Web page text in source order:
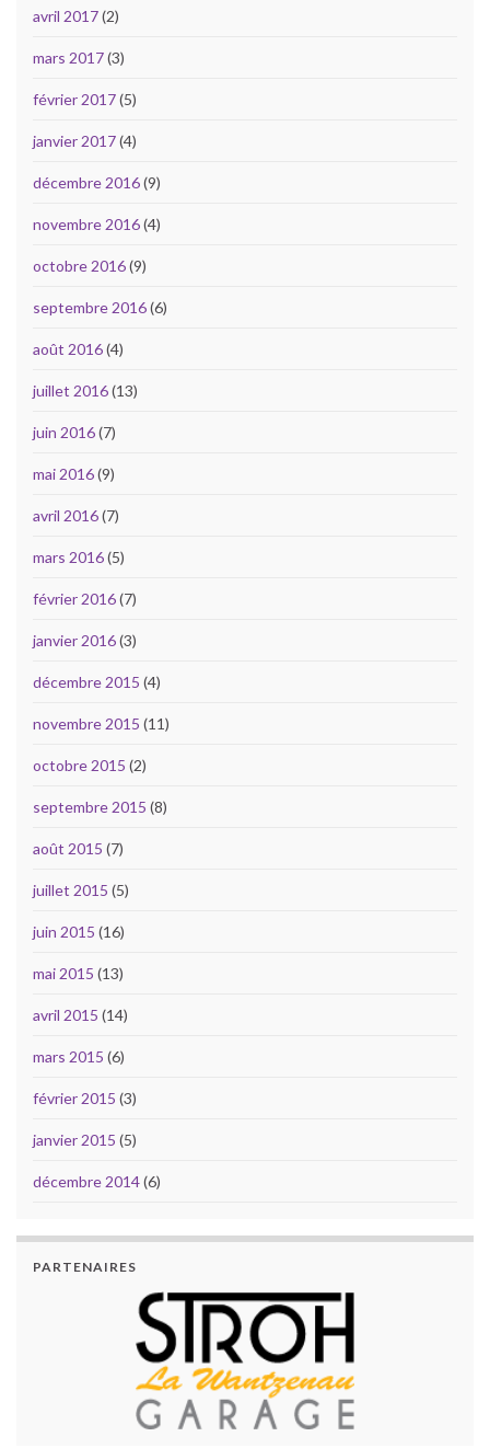
avril 2017(2)
mars 2017(3)
février 2017(5)
janvier 2017(4)
décembre 2016(9)
novembre 2016(4)
octobre 2016(9)
septembre 2016(6)
août 2016(4)
juillet 2016(13)
juin 2016(7)
mai 2016(9)
avril 2016(7)
mars 2016(5)
février 2016(7)
janvier 2016(3)
décembre 2015 (4)
novembre 2015 (11)
octobre 2015 (2)
septembre 2015 (8)
août 2015 (7)
juillet 2015 (5)
juin 2015 (16)
mai 2015 (13)
avril 2015 (14)
mars 2015 (6)
février 2015 (3)
janvier 2015 (5)
décembre 2014(6)
PARTENAIRES